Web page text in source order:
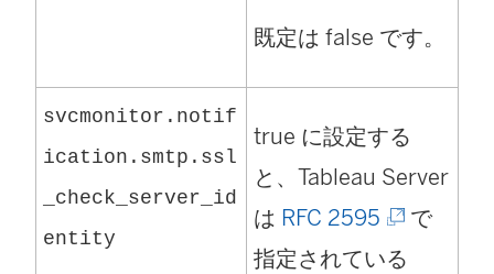
既定は false です。
svcmonitor.notif
ication.smtp.ssl
_check_server_id
entity
true に設定する
と、Tableau Server
は RFC 2595 (
新
で
指定されている